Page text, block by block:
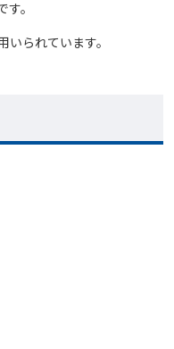
。
られています。